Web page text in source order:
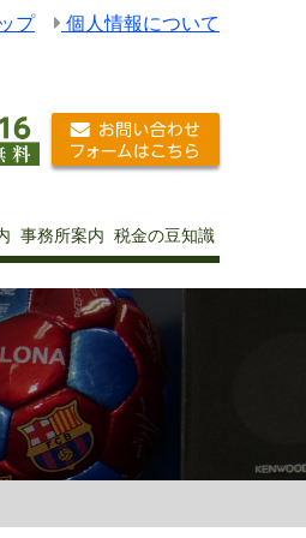
プ 個人情報について
事務所案内 税金の豆知識